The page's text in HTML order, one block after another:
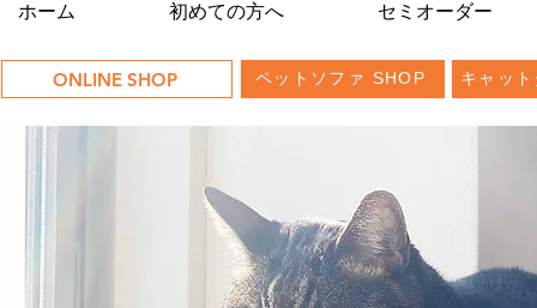
ホーム 初めての方へ セミオーダー
ONLINE SHOP ペットソファ SHOP キャッ